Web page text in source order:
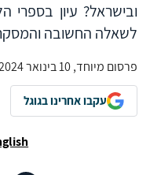
ובישראל? עיון בספרי
לשאלה החשובה
פרסום מיוחד, 10 בינואר 2024
עקבו אחרינו בגוגל